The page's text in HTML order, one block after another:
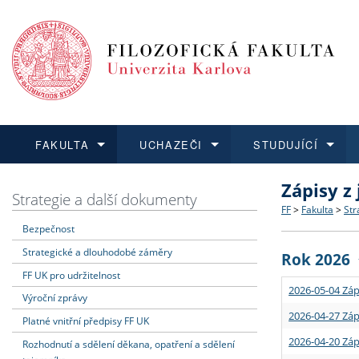
FAKULTA
Dozvědět se více
Struktura
Strategie
Podpora
UCHAZEČI
Podat přihlášku
Co
Učitelské
STUDUJÍCÍ
Dozvědět se více
Rigorózní
Dozvědět se více
O vědě a
Granty a
Dozvědět se více
Aktuální
Strategie a další dokumenty
Bezpečnost
Strategické a dlouhodobé záměry
FF UK pro udržitelnost
Výroční zprávy
Platné vnitřní předpisy FF UK
Rozhodnutí a sdělení děkana, opatření a sdělení
Zápisy
FF > Fakulta >
Rok 2026
2026-05-04
2026-04-27
2026-04-20